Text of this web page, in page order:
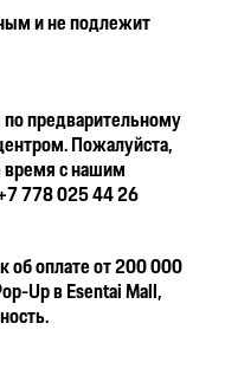
и не подлежит
предварительному
Пожалуйста,
время с нашим
778 025 44 26
об оплате от 200 000
Up в Esentai Mall,